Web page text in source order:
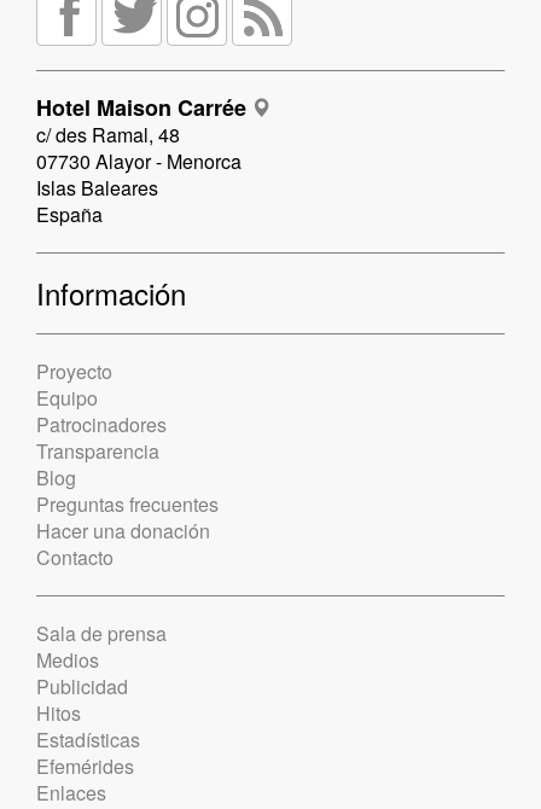
Hotel Maison Carrée
c/ des Ramal, 48
07730 Alayor - Menorca
Islas Baleares
España
Información
Proyecto
Equipo
Patrocinadores
Transparencia
Blog
Preguntas frecuentes
Hacer una donación
Contacto
Sala de prensa
Medios
Publicidad
Hitos
Estadísticas
Efemérides
Enlaces